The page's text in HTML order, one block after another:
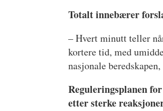
Totalt innebærer
– Hvert minutt teller
kortere tid, med
nasjonale
Reguleringsplanen
etter sterke